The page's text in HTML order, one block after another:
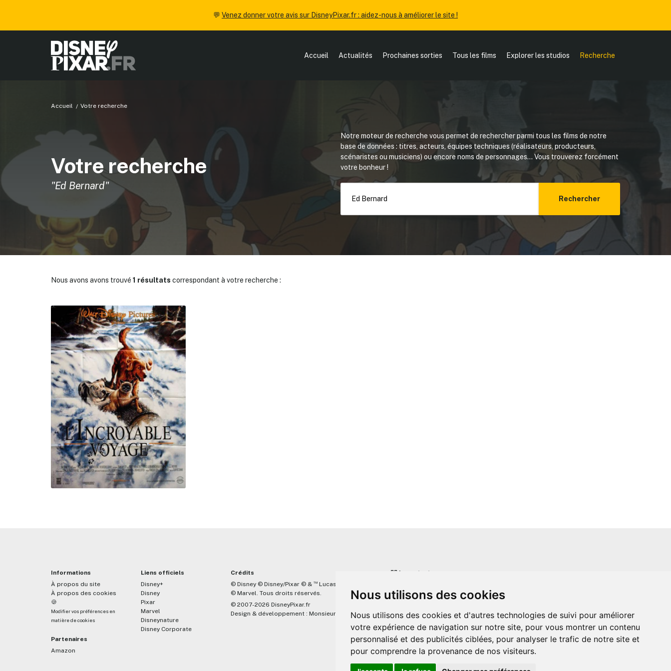
Nous utilisons des cookies
Nous utilisons des cookies et d'autres technologies de suivi pour améliorer
votre expérience de navigation sur notre site, pour vous montrer un contenu
personnalisé et des publicités ciblées, pour analyser le trafic de notre site et
pour comprendre la provenance de nos visiteurs.
💬 Venez donner votre avis sur DisneyPixar.fr : aidez-nous à améliorer le site !
Accueil Actualités Prochaines sorties Tous les films Explorer les studios Recherche
Accueil Votre recherche
Votre recherche
"Ed Bernard"
Notre moteur de recherche vous permet de rechercher parmi tous les films de notre
base de données : titres, acteurs, équipes techniques (réalisateurs, producteurs,
scénaristes ou musiciens) ou encore noms de personnages... Vous trouverez forcément
votre bonheur !
Rechercher
Nous avons avons trouvé 1 résultats correspondant à votre recherche :
Informations
À propos du site
À propos des cookies
🍪
Modifier vos préférences en
matière de cookies
Partenaires
Amazon
Liens officiels
Disney+
Disney
Pixar
Marvel
Disneynature
Disney Corporate
Crédits
© Disney © Disney/Pixar © & ™ Lucasfilm LTD
© Marvel. Tous droits réservés.
© 2007-2026 DisneyPixar.fr
Design & développement : MonsieurPaul
☝🏼 Important
lié de quelque manière que ce soit avec The Walt Disney
Company, Pixar, Disney Enterprises, Inc ou leurs dérivés ou
associés. Toute demande adressée aux studios Disney ou
Pixar sera ignorée. Merci de votre compréhension.
✕